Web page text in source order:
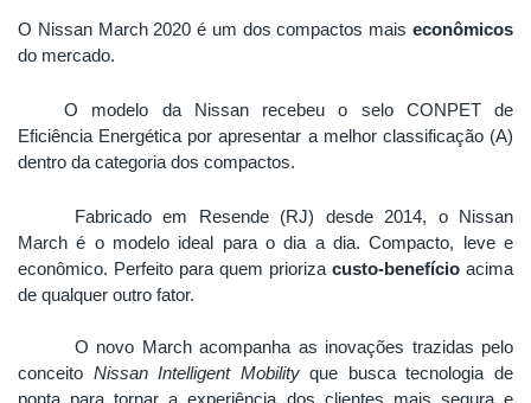
O Nissan March 2020 é um dos compactos mais econômicos
do mercado.
O modelo da Nissan recebeu o selo CONPET de
Eficiência Energética por apresentar a melhor classificação (A)
dentro da categoria dos compactos.
Fabricado em Resende (RJ) desde 2014, o Nissan
March é o modelo ideal para o dia a dia. Compacto, leve e
econômico. Perfeito para quem prioriza custo-benefício acima
de qualquer outro fator.
O novo March acompanha as inovações trazidas pelo
conceito Nissan Intelligent Mobility que busca tecnologia de